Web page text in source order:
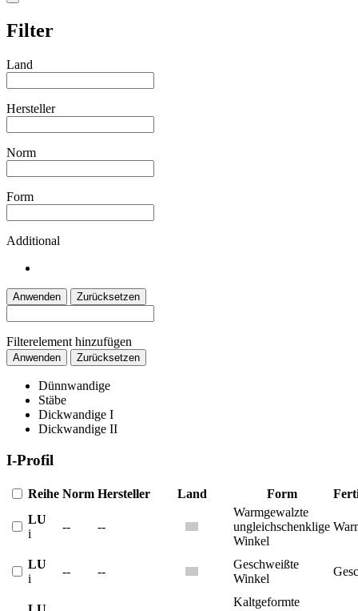
Filter
Land
Hersteller
Norm
Form
Additional
Anwenden Zurücksetzen
Filterelement hinzufügen
Anwenden Zurücksetzen
Dünnwandige
Stäbe
Dickwandige I
Dickwandige II
I-Profil
Reihe Norm Hersteller Land Form
LU
i
-- --
Warmgewalzte
ungleichschenklige
Winkel
LU
i
-- --
Geschweißte
Winkel
Kaltgeformte